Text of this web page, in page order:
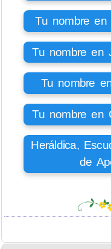
Tu nombre en
Tu nombre en
Tu nombre
Tu nombre en
Heráldica,
de